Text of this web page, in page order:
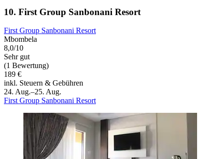
10. First Group Sanbonani Resort
First Group Sanbonani Resort
Mbombela
8,0/10
Sehr gut
(1 Bewertung)
189 €
inkl. Steuern & Gebühren
24. Aug.–25. Aug.
First Group Sanbonani Resort